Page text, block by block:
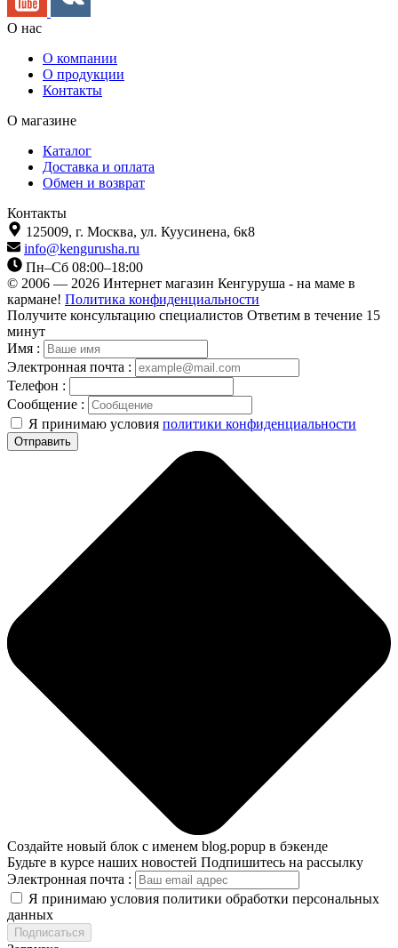
О нас
О компании
О продукции
Контакты
О магазине
Каталог
Доставка и оплата
Обмен и возврат
Контакты
125009, г. Москва, ул. Куусинена, 6к8
info@kengurusha.ru
Пн–Сб 08:00–18:00
© 2006 — 2026 Интернет магазин Кенгуруша - на маме в
кармане! Политика конфиденциальности
Получите консультацию специалистов Ответим в течение 15
минут
Имя :
Электронная почта :
Телефон :
Сообщение :
Я принимаю условия политики конфиденциальности
Отправить
Создайте новый блок с именем blog.popup в бэкенде
Будьте в курсе наших новостей Подпишитесь на рассылку
Электронная почта :
Я принимаю условия политики обработки персональных
данных
Подписаться